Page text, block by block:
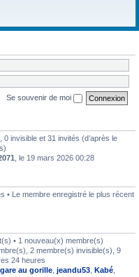
Se souvenir de moi
invisible et 31 invités (d’après le
, le 19 mars 2026 00:28
• Le membre enregistré le plus récent
• 1 nouveau(x) membre(s)
2 membre(s) invisible(s), 9
24 heures
gare au gorille jeandu53 Kabé